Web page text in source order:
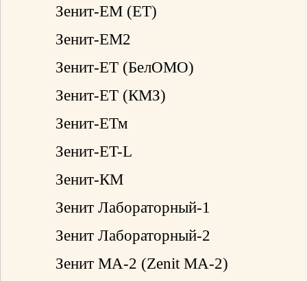
Зенит-ЕМ (ЕТ)
Зенит-ЕМ2
Зенит-ЕТ (БелОМО)
Зенит-ЕТ (КМЗ)
Зенит-ЕТм
Зенит-ET-L
Зенит-КМ
Зенит Лабораторный-1
Зенит Лабораторный-2
Зенит МА-2 (Zenit MA-2)